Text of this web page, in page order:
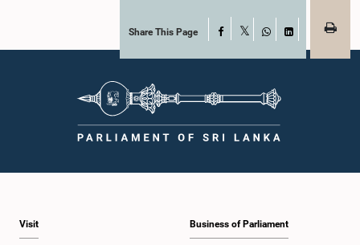
Share This Page Facebook
WhatsAppLinkedIn
Visit Business of Parliament